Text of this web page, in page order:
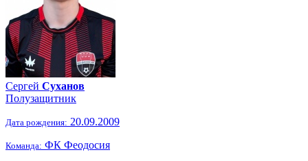
Сергей Суханов
Полузащитник
Дата рождения: 20.09.2009
Команда: ФК Феодосия